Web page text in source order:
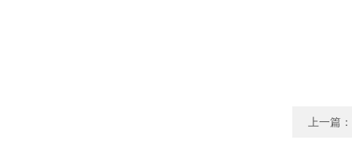
上一篇：